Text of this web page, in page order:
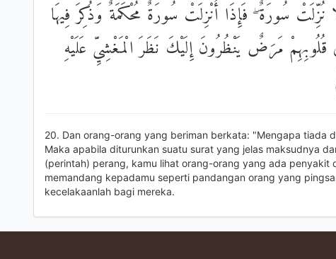
نُزِّلَتْ سُورَةٌ ۖ فَإِذَا أُنْزِلَتْ سُورَةٌ مُحْكَمَةٌ وَذُكِرَ فِيهَا
قُلُوبِهِمْ مَرَضٌ يَنْظُرُونَ إِلَيْكَ نَظَرَ الْمَغْشِيِّ عَلَيْهِ
20. Dan orang-orang yang beriman berkata: "Mengapa tiada
Maka apabila diturunkan suatu surat yang jelas maksudnya
(perintah) perang, kamu lihat orang-orang yang ada penyakit
memandang kepadamu seperti pandangan orang yang
kecelakaanlah bagi mereka.